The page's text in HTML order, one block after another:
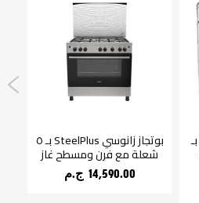
بوتجاز زانوسي TasteMax بـ بوتجاز زانوسي SteelPlus بـ ٥
شعلة مع فرن ومسطح غاز
14,590.00 ج.م‏